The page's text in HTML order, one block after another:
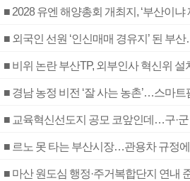
■ 2028 유엔 해양총회 개최지, ‘부산이냐
■ 외국인 선원 ‘인신매매 경유지’ 된 부
■ 비위 논란 부산TP, 외부인사 혁신위 설
■ 경남 농정 비전 ‘잘 사는 농촌’…스마
■ 교육혁신선도지 공모 코앞인데…구·군
■ 르노 못 타는 부산시장…관용차 규정
■ 마산 원도심 행정·주거복합단지 연내